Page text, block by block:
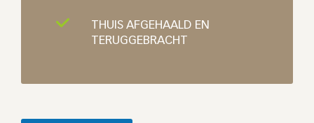
THUIS AFGEHAALD EN
TERUGGEBRACHT